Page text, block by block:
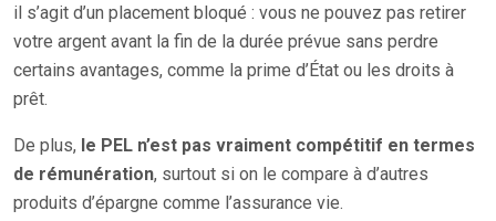
il s’agit d’un placement bloqué : vous ne pouvez pas retirer
votre argent avant la fin de la durée prévue sans perdre
certains avantages, comme la prime d’État ou les droits à
prêt.
De plus, le PEL n’est pas vraiment compétitif en termes
de rémunération, surtout si on le compare à d’autres
produits d’épargne comme l’assurance vie.